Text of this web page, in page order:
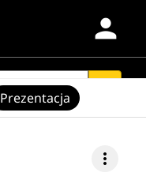
person
more_vert
Prezentacja